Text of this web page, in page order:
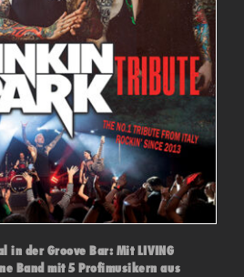
in der Groove Bar: Mit LIVING
Band mit 5 Profimusikern aus